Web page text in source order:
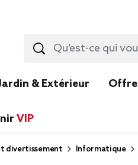
& Extérieur
VIP
divertissement Informatique